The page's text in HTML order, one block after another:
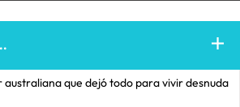
australiana que dejó todo para vivir desnuda